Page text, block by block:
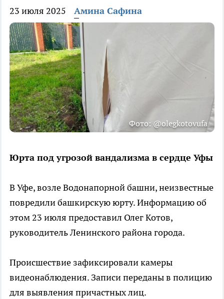
23 июля 2025 Амина Сафина
Фото: @olegkotovufa
Юрта под угрозой вандализма в сердце Уфы
В Уфе, возле Водонапорной башни, неизвестные
повредили башкирскую юрту. Информацию об
этом 23 июля предоставил Олег Котов,
руководитель Ленинского района города.
Происшествие зафиксировали камеры
видеонаблюдения. Записи переданы в полицию
для выявления причастных лиц.